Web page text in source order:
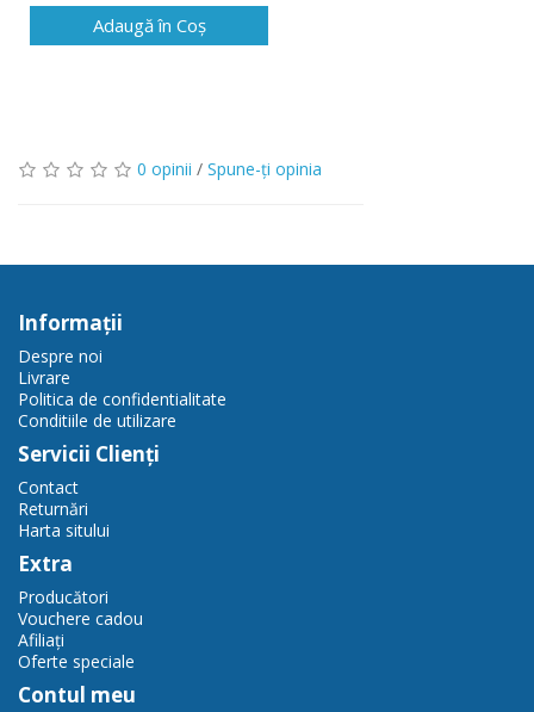
Adaugă în Coş
0 opinii / Spune-ţi opinia
Informaţii
Despre noi
Livrare
Politica de confidentialitate
Conditiile de utilizare
Servicii Clienţi
Contact
Returnări
Harta sitului
Extra
Producători
Vouchere cadou
Afiliaţi
Oferte speciale
Contul meu